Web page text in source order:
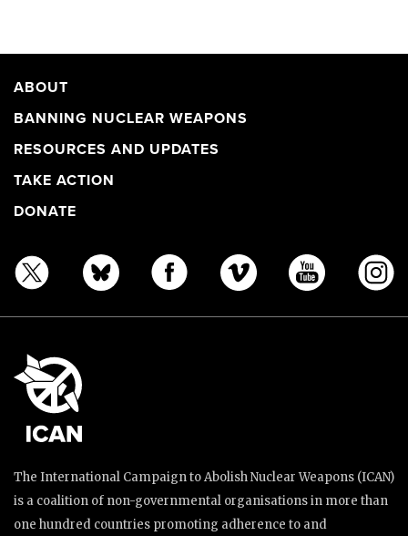
ABOUT
BANNING NUCLEAR WEAPONS
RESOURCES AND UPDATES
TAKE ACTION
DONATE
The International Campaign to Abolish Nuclear Weapons (ICAN)
is a coalition of non-governmental organisations in more than
one hundred countries promoting adherence to and